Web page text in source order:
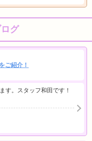
グ
ご紹介！
す。スタッフ和田です！